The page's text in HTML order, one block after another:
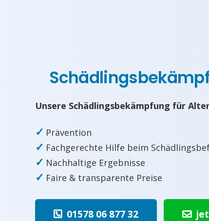
Unsere Schädlingsbekämpfung für
✓ Prävention
✓ Fachgerechte Hilfe beim
✓ Nachhaltige Ergebnisse
✓ Faire & transparente Preise
01578 06 877 32